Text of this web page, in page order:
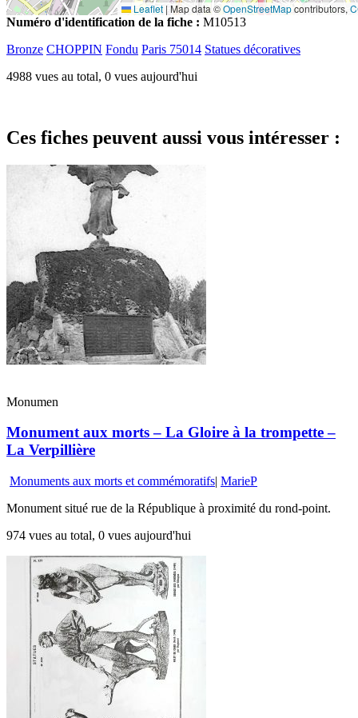
Leaflet | Map data ©OpenStreetMapcontributors,
Numéro d'identification de la fiche : M10513
Bronze CHOPPIN Fondu Paris 75014 Statues décoratives
4988 vues au total, 0 vues aujourd'hui
Ces fiches peuvent aussi vous intéresser :
Monumen
Monument aux morts – La Gloire à la trompette –
La Verpillière
Monuments aux morts et commémoratifs| MarieP
Monument situé rue de la République à proximité du rond-point.
974 vues au total, 0 vues aujourd'hui